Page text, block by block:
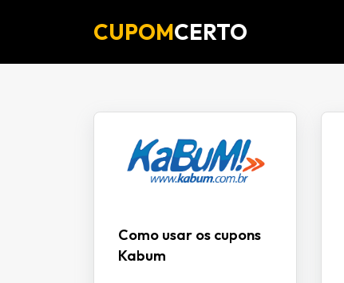
CUPOMCERTO
Como usar os cupons
Kabum